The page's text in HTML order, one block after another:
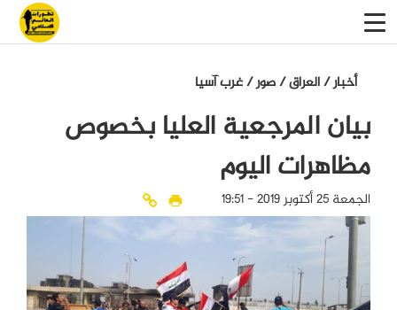
أخبار/العراق/صور/غرب آسيا
بيان المرجعية العليا بخصوص
مظاهرات اليوم
الجمعة 25 أكتوبر 2019 - 19:51